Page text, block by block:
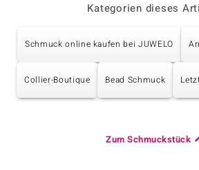
Kategorien dieses
Schmuck online kaufen bei JUWELO
Collier-Boutique Bead Schmuck
Zum Schmuckstück